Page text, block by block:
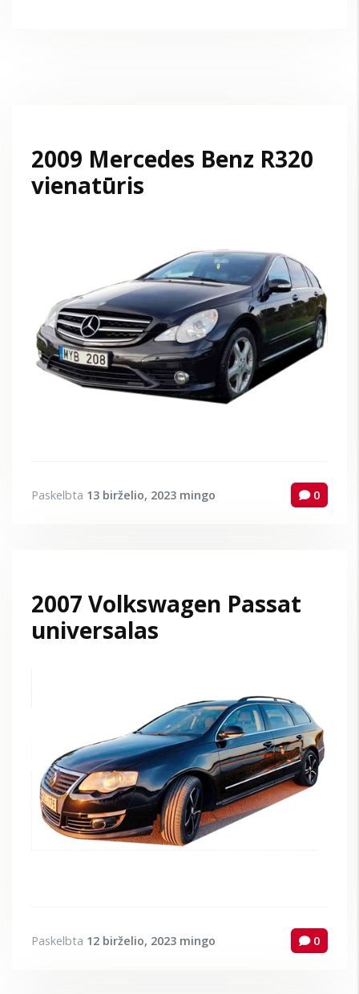
2009 Mercedes Benz R320
vienatūris
Paskelbta 13 birželio, 2023 mingo 0
2007 Volkswagen Passat
universalas
Paskelbta 12 birželio, 2023 mingo 0